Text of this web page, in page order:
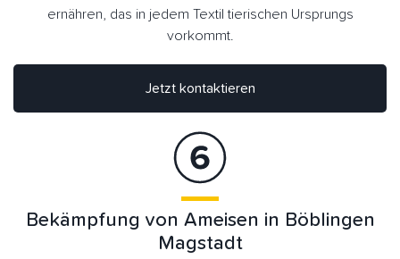
ernähren, das in jedem Textil tierischen Ursprungs
vorkommt.
Jetzt kontaktieren
Bekämpfung von Ameisen in Böblingen
Magstadt